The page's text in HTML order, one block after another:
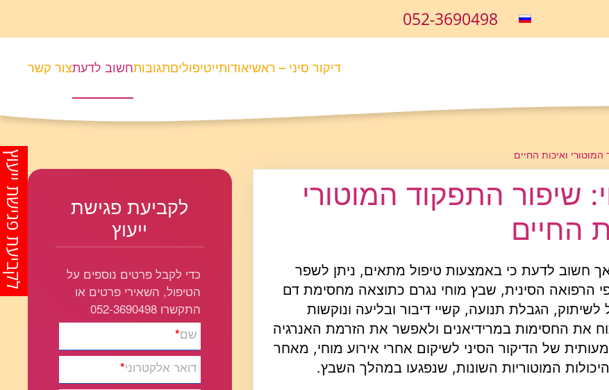
052-3690498
דיקור סיני – ראשיאודותייטיפוליםתגובותחשוב לדעתצור קשר
ואיכות החיים
שיפור התפקוד המוטורי
החיים
חשוב לדעת כי באמצעות טיפול מתאים, ניתן לשפר
הרפואה הסינית, שבץ מוחי נגרם כתוצאה מחסימת דם
הגבלת תנועה, קשיי דיבור ובליעה ונוקשות
את החסימות במרידיאנים ולאפשר את הזרמת האנרגיה
של הדיקור הסיני לשיקום אחרי אירוע מוחי, מאחר
המוטוריות השונות, שנפגעו במהלך השבץ.
לקביעת פגישת
ייעוץ
כדי לקבל פרטים נוספים על
הטיפול, השאירי פרטים או
התקשרו 052-3690498
שם*
דואר אלקטרוני*
לקביעת פגישת ייעוץ